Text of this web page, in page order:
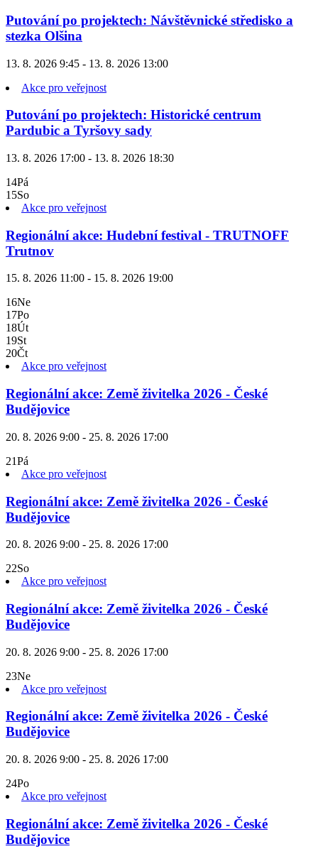
Putování po projektech: Návštěvnické středisko a
stezka Olšina
13. 8. 2026 9:45 - 13. 8. 2026 13:00
Akce pro veřejnost
Putování po projektech: Historické centrum
Pardubic a Tyršovy sady
13. 8. 2026 17:00 - 13. 8. 2026 18:30
14Pá
15So
Akce pro veřejnost
Regionální akce: Hudební festival - TRUTNOFF
Trutnov
15. 8. 2026 11:00 - 15. 8. 2026 19:00
16Ne
17Po
18Út
19St
20Čt
Akce pro veřejnost
Regionální akce: Země živitelka 2026 - České
Budějovice
20. 8. 2026 9:00 - 25. 8. 2026 17:00
21Pá
Akce pro veřejnost
Regionální akce: Země živitelka 2026 - České
Budějovice
20. 8. 2026 9:00 - 25. 8. 2026 17:00
22So
Akce pro veřejnost
Regionální akce: Země živitelka 2026 - České
Budějovice
20. 8. 2026 9:00 - 25. 8. 2026 17:00
23Ne
Akce pro veřejnost
Regionální akce: Země živitelka 2026 - České
Budějovice
20. 8. 2026 9:00 - 25. 8. 2026 17:00
24Po
Akce pro veřejnost
Regionální akce: Země živitelka 2026 - České
Budějovice